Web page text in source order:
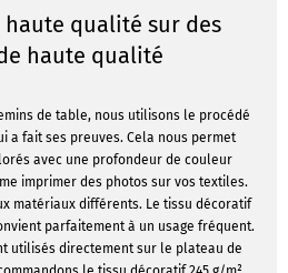
haute qualité sur des
haute qualité
de table, nous utilisons le procédé
a fait ses preuves. Cela nous permet
avec une profondeur de couleur
imprimer des photos sur vos textiles.
matériaux différents. Le tissu décoratif
parfaitement à un usage fréquent.
utilisés directement sur le plateau de